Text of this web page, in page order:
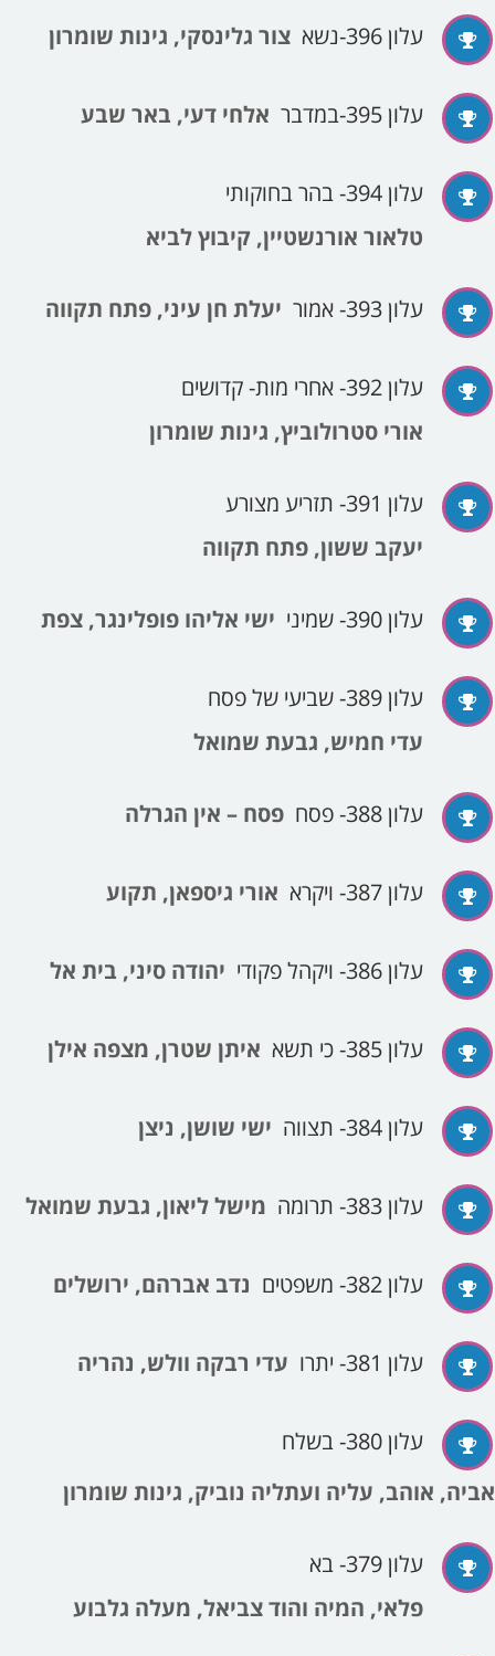
עלון 396-נשא צור גלינסקי, גינות שומרון
עלון 395-במדבר אלחי דעי, באר שבע
עלון 394- בהר בחוקותי
טלאור אורנשטיין, קיבוץ לביא
עלון 393- אמור יעלת חן עיני, פתח תקווה
עלון 392- אחרי מות- קדושים
אורי סטרולוביץ, גינות שומרון
עלון 391- תזריע מצורע
יעקב ששון, פתח תקווה
עלון 390- שמיני ישי אליהו פופלינגר, צפת
עלון 389- שביעי של פסח
עדי חמיש, גבעת שמואל
עלון 388- פסח פסח – אין הגרלה
עלון 387- ויקרא אורי גיספאן, תקוע
עלון 386- ויקהל פקודי יהודה סיני, בית אל
עלון 385- כי תשא איתן שטרן, מצפה אילן
עלון 384- תצווה ישי שושן, ניצן
עלון 383- תרומה מישל ליאון, גבעת שמואל
עלון 382- משפטים נדב אברהם, ירושלים
עלון 381- יתרו עדי רבקה וולש, נהריה
עלון 380- בשלח
אביה, אוהב, עליה ועתליה נוביק, גינות שומרון
עלון 379- בא
פלאי, המיה והוד צביאל, מעלה גלבוע